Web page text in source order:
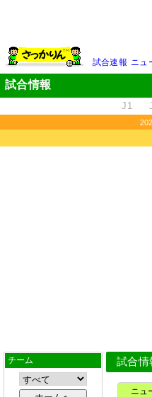
試合速報 ニュ
試合情報
J1
チーム 試合情
ニュ